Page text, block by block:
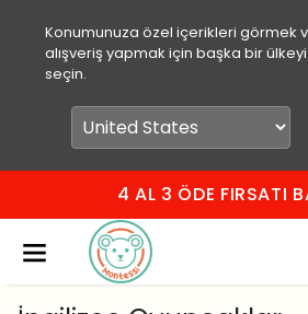
Konumunuza özel içerikleri görmek
alışveriş yapmak için başka bir
seçin.
4 AL 3 ÖDE FIRSATI